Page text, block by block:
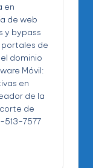
en
de web
y bypass
de
dominio
Móvil:
en
de la
de
513-7577